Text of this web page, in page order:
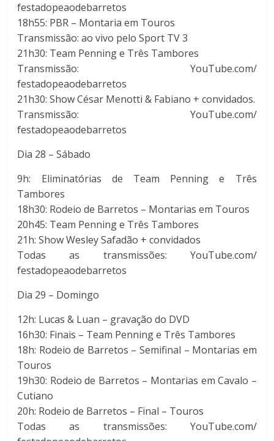
festadopeaodebarretos
18h55: PBR – Montaria em Touros
Transmissão: ao vivo pelo Sport TV 3
21h30: Team Penning e Três Tambores
Transmissão: YouTube.com/
festadopeaodebarretos
21h30: Show César Menotti & Fabiano + convidados.
Transmissão: YouTube.com/
festadopeaodebarretos
Dia 28 – Sábado
9h: Eliminatórias de Team Penning e Três
Tambores
18h30: Rodeio de Barretos – Montarias em Touros
20h45: Team Penning e Três Tambores
21h: Show Wesley Safadão + convidados
Todas as transmissões: YouTube.com/
festadopeaodebarretos
Dia 29 – Domingo
12h: Lucas & Luan – gravação do DVD
16h30: Finais – Team Penning e Três Tambores
18h: Rodeio de Barretos – Semifinal – Montarias em
Touros
19h30: Rodeio de Barretos – Montarias em Cavalo –
Cutiano
20h: Rodeio de Barretos – Final – Touros
Todas as transmissões: YouTube.com/